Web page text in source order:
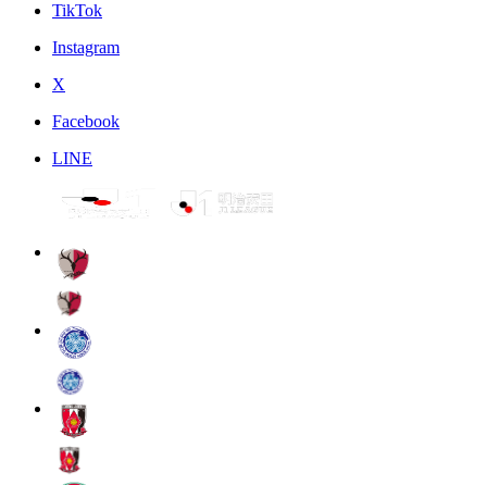
TikTok
Instagram
X
Facebook
LINE